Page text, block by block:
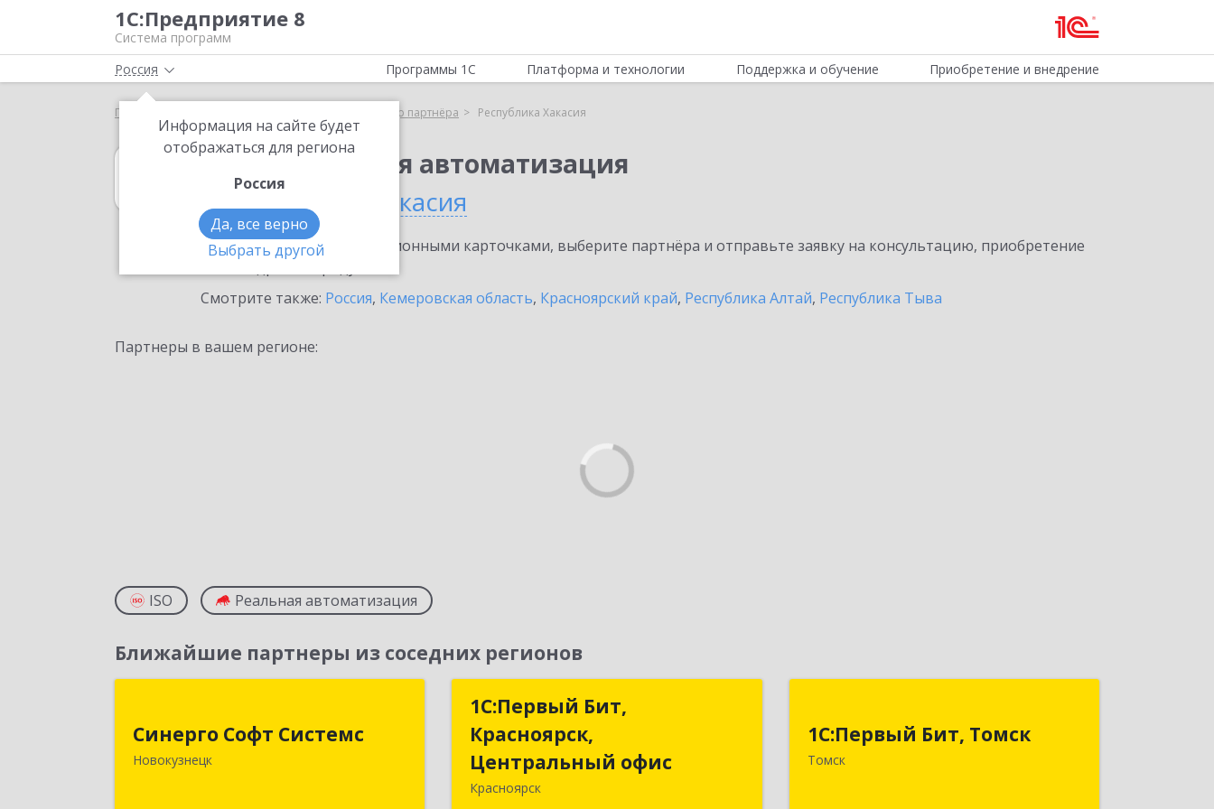
1С:Предприятие 8
Система программ
Россия
Информация на сайте будет
отображаться для региона
Россия
Да, все верно
Выбрать другой
Программы 1С Платформа и технологии Поддержка и обучение Приобретение и внедрение
Главная Выбор партнёра Республика Хакасия
1С:Комплексная автоматизация
в Республике Хакасия
Ознакомьтесь с информационными карточками, выберите партнёра и отправьте заявку на консультацию, приобретение
Смотрите также: Россия, Кемеровская область, Красноярский край, Республика Алтай, Республика Тыва
Партнеры в вашем регионе:
ISO Реальная автоматизация
Ближайшие партнеры из соседних регионов
Синерго Софт Системс
Новокузнецк
654005, Кемеровская обл,
Новокузнецк г, Строителей пр-кт,
1С:Первый Бит,
Красноярск,
Центральный офис
Красноярск
1С:Первый Бит,
Центральный офис
1С:Первый Бит, Томск
Томск
634041, Томская обл, Томск г, Кирова